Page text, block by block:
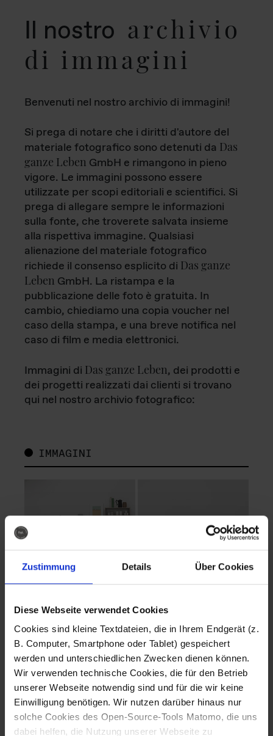
Zustimmung Details Über Cookies
Diese Webseite verwendet Cookies
Cookies sind kleine Textdateien, die in Ihrem Endgerät (z.
B. Computer, Smartphone oder Tablet) gespeichert
werden und unterschiedlichen Zwecken dienen können.
Wir verwenden technische Cookies, die für den Betrieb
unserer Webseite notwendig sind und für die wir keine
Einwilligung benötigen. Wir nutzen darüber hinaus nur
solche Cookies des Open-Source-Tools Matomo, die uns
dabei helfen, die Nutzung unserer Webseite zu
Il nostro archivio
di immagini
Benvenuti nel nostro archivio di immagini!
Si prega di notare che i diritti d'autore del
materiale fotografico sono detenuti da Das
ganze Leben GmbH e rimangono in pieno
vigore. Le immagini possono essere
utilizzate per scopi editoriali e scientifici. Si
prega di allegare sempre le informazioni
sulla fonte, che troverete salvata insieme
alla rispettiva immagine. Qualsiasi
alienazione del materiale fotografico
richiede il consenso esplicito di Das ganze
Leben GmbH. La ristampa e la
pubblicazione delle foto è gratuita. In
cambio, chiediamo una copia voucher nel
caso della stampa, e una breve notifica nel
caso di film e media elettronici.
Immagini di Das ganze Leben, dei prodotti e
dei progetti realizzati dai clienti si trovano
qui nel nostro archivio fotografico:
IMMAGINI
Fotografo: Lorenz
Sternbach
Download
Fotografo: Lorenz
Sternbach
Download